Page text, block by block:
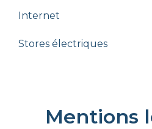
Internet
Stores électriques
Mentions